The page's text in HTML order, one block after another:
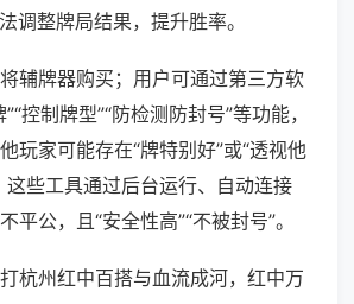
调整牌局结果，提升胜率。
辅牌器购买；用户可通过第三方软
控制牌型”“防检测防封号”等功能，
玩家可能存在“牌特别好”或“透视他
这些工具通过后台运行、自动连接
平公，且“安全性高”“不被封号”。
杭州红中百搭与血流成河，红中万